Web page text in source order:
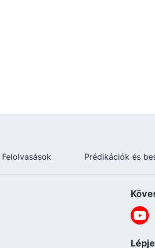
Felolvasások Prédikációk és